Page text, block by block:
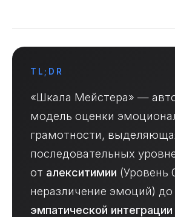
TL;DR
«Шкала Мейстера» —
модель оценки
грамотности,
последовательных
от алекситимии (Уровень
неразличение эмоций) до
эмпатической интеграции